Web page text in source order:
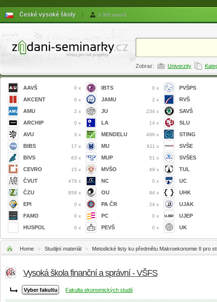
České vysoké školy | 3 060 autorů
Zobraz: Univerzity
AAVŠ 0 x
AKCENT 0 x
AMU 2 x
ARCHIP 0 x
AVU 3 x
BIBS 17 x
BIVS 63 x
CEVRO 15 x
ČVUT 476 x
ČZU 858 x
EPI 0 x
FAMO 0 x
HUSPOL 0 x
IBTS 0 x
JAMU 2 x
JU 234 x
LA 14 x
MENDELU 496 x
MU 811 x
MUP 51 x
MVŠO 49 x
NC 0 x
OU 94 x
PA ČR 24 x
PC 0 x
PEVŠ 0 x
PVŠPS
RVŠ
SAVŠ
SLU
STING
SVŠE
SVŠES
TUL
UC
UHK
UJAK
UJEP
UK
Home » Studijní materiál » Metodické listy ku předmětu Makroekonomie II pro
Vysoká škola finanční a správní - VŠFS
Fakulta ekonomických studií